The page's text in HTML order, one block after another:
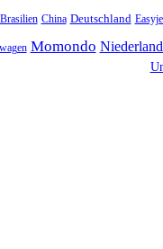
Brasilien China Deutschland
Momondo